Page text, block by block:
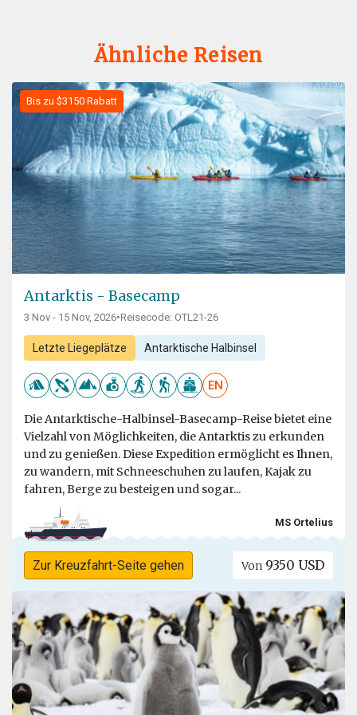
Ähnliche Reisen
Bis zu $3150 Rabatt
Antarktis - Basecamp
3 Nov - 15 Nov, 2026•Reisecode: OTL21-26
Letzte Liegeplätze Antarktische Halbinsel
EN
Die Antarktische-Halbinsel-Basecamp-Reise bietet eine
Vielzahl von Möglichkeiten, die Antarktis zu erkunden
und zu genießen. Diese Expedition ermöglicht es Ihnen,
zu wandern, mit Schneeschuhen zu laufen, Kajak zu
fahren, Berge zu besteigen und sogar...
MS Ortelius
Zur Kreuzfahrt-Seite gehen Von 9350 USD